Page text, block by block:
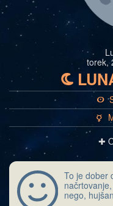
torek,
b
a
c
✚
To je dober
nego,